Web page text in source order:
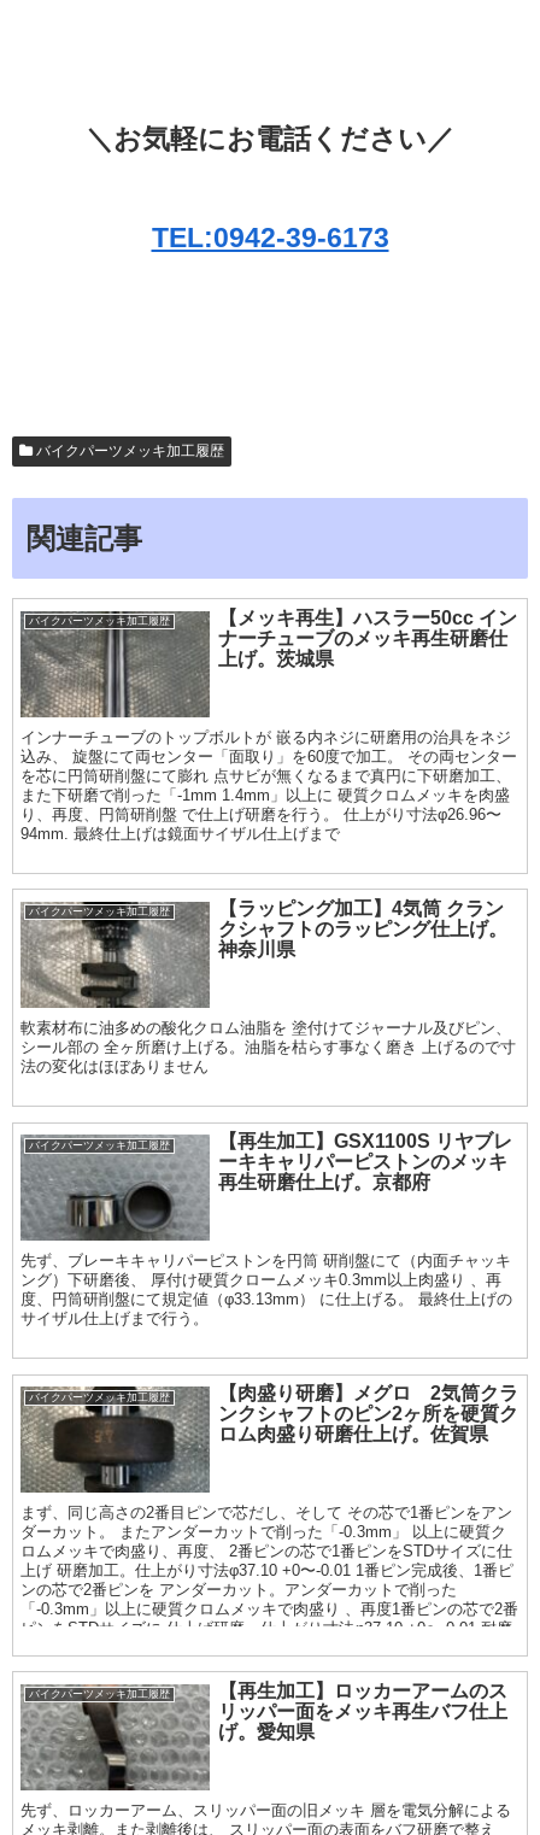
＼お気軽にお電話ください／
TEL:0942-39-6173
バイクパーツメッキ加工履歴
関連記事
バイクパーツメッキ加工履歴
【メッキ再生】ハスラー50cc イン
ナーチューブのメッキ再生研磨仕
上げ。茨城県
インナーチューブのトップボルトが 嵌る内ネジに研磨用の治具をネジ
込み、 旋盤にて両センター「面取り」を60度で加工。 その両センター
を芯に円筒研削盤にて膨れ 点サビが無くなるまで真円に下研磨加工、
また下研磨で削った「-1mm 1.4mm」以上に 硬質クロムメッキを肉盛
り、再度、円筒研削盤 で仕上げ研磨を行う。 仕上がり寸法φ26.96〜
94mm. 最終仕上げは鏡面サイザル仕上げまで
バイクパーツメッキ加工履歴
【ラッピング加工】4気筒 クラン
クシャフトのラッピング仕上げ。
神奈川県
軟素材布に油多めの酸化クロム油脂を 塗付けてジャーナル及びピン、
シール部の 全ヶ所磨け上げる。油脂を枯らす事なく磨き 上げるので寸
法の変化はほぼありません
バイクパーツメッキ加工履歴
【再生加工】GSX1100S リヤブレ
ーキキャリパーピストンのメッキ
再生研磨仕上げ。京都府
先ず、ブレーキキャリパーピストンを円筒 研削盤にて（内面チャッキ
ング）下研磨後、 厚付け硬質クロームメッキ0.3mm以上肉盛り 、再
度、円筒研削盤にて規定値（φ33.13mm） に仕上げる。 最終仕上げの
サイザル仕上げまで行う。
バイクパーツメッキ加工履歴
【肉盛り研磨】メグロ 2気筒クラ
ンクシャフトのピン2ヶ所を硬質ク
ロム肉盛り研磨仕上げ。佐賀県
まず、同じ高さの2番目ピンで芯だし、そして その芯で1番ピンをアン
ダーカット。 またアンダーカットで削った「-0.3mm」 以上に硬質ク
ロムメッキで肉盛り、再度、 2番ピンの芯で1番ピンをSTDサイズに仕
上げ 研磨加工。仕上がり寸法φ37.10 +0〜-0.01 1番ピン完成後、1番ピ
ンの芯で2番ピンを アンダーカット。アンダーカットで削った
「-0.3mm」以上に硬質クロムメッキで肉盛り 、再度1番ピンの芯で2番
ピンをSTDサイズに 仕上げ研磨。仕上がり寸法φ37.10 +0〜-0.01 耐摩
バイクパーツメッキ加工履歴
【再生加工】ロッカーアームのス
リッパー面をメッキ再生バフ仕上
げ。愛知県
先ず、ロッカーアーム、スリッパー面の旧メッキ 層を電気分解による
メッキ剥離。また剥離後は、 スリッパー面の表面をバフ研磨で整え